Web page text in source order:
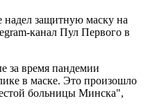
защитную маску на
канал Пул Первого в
за время пандемии
в маске. Это произошло
больницы Минска",